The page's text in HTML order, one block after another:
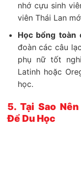
nhớ cựu sinh
viên Thái Lan
Học bổng toàn
đoàn các câu
phụ nữ tốt
Latinh hoặc
học.
5. Tại Sao
Để Du Học